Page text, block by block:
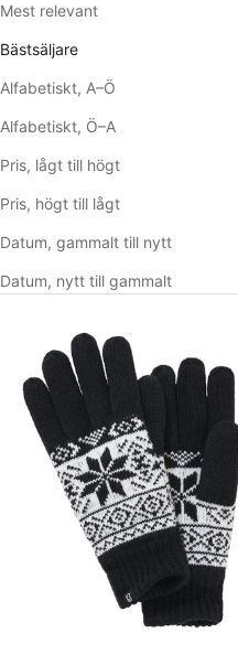
Skydd för händerna
Intensiv träning kan orsaka
använda träningshandskar
Handskarna fungerar som en
händer och hårda ytor vilket
Genom att minska slitage på
kan du träna mer
Så om du funderar på att
De är ett mycket bra
skydda dina händer. Att
kunna ta din träning till nya
tacka dig, och du kommer
Mest relevant
Bästsäljare
Alfabetiskt, A–Ö
Alfabetiskt, Ö–A
Pris, lågt till högt
Pris, högt till lågt
Datum, gammalt till nytt
Datum, nytt till gammalt